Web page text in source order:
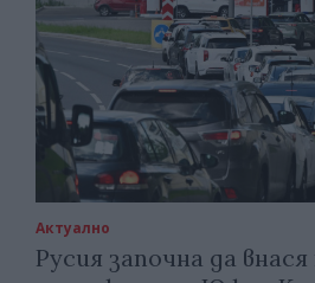
Актуално
Русия започна да